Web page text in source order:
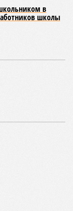
нрав – когда
нами. Ведь пока
человечество
Самые
были? Какие
«Конец всей
пытливых
может не
и где